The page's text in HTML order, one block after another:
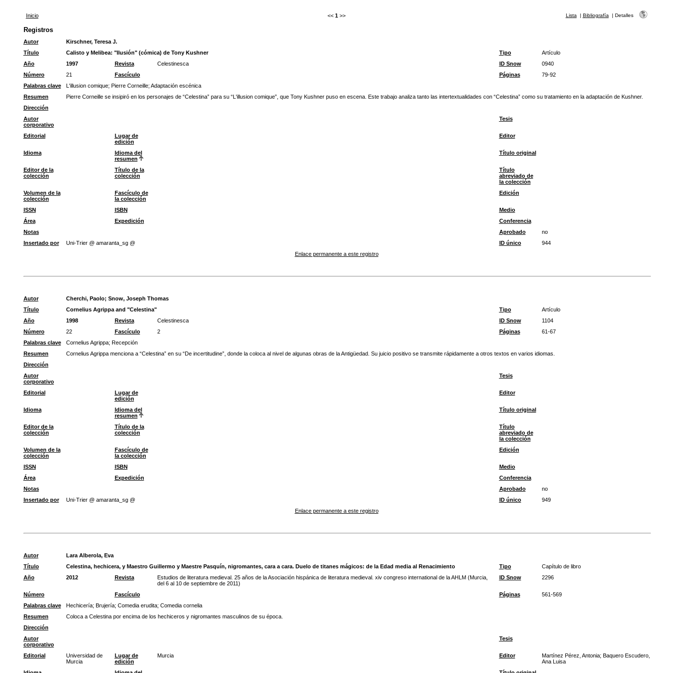
Inicio << 1 >> Lista | Bibliografía | Detalles
Registros
Autor
Kirschner, Teresa J.
Título
Calisto y Melibea: "Ilusión" (cómica) de Tony Kushner Tipo
Artículo
Año
1997 Revista Celestinesca ID Snow
0940
Número
21 Fascículo Páginas
79-92
Palabras clave
L'illusion comique; Pierre Corneille; Adaptación escénica
Resumen
Pierre Corneille se insipiró en los personajes de “Celestina” para su “L'illusion comique”, que Tony Kushner puso en escena. Este trabajo analiza tanto las intertextualidades con “Celestina” como su tratamiento en la adaptación de Kushner.
Dirección
Autor
corporativo
Tesis
Editorial
Lugar de
edición
Editor
Idioma
Idioma del
resumen
Título original
Editor de la
colección
Título de la
colección
Título
abreviado de
la colección
Volumen de la
colección
Fascículo de
la colección
Edición
ISSN ISBN
Medio
Área
Expedición
Conferencia
Notas
Aprobado
no
Insertado por
Uni-Trier @ amaranta_sg @ ID único
944
Enlace permanente a este registro
Autor Cherchi, Paolo; Snow, Joseph Thomas
Título
Cornelius Agrippa and "Celestina" Tipo
Artículo
Año
1998 Revista Celestinesca ID Snow
1104
Número
22 Fascículo 2 Páginas
61-67
Palabras clave
Cornelius Agrippa; Recepción
Resumen
Cornelius Agrippa menciona a “Celestina” en su “De incertitudine”, donde la coloca al nivel de algunas obras de la Antigüedad. Su juicio positivo se transmite rápidamente a otros textos en varios idiomas.
Dirección
Autor
corporativo
Tesis
Editorial
Lugar de
edición
Editor
Idioma
Idioma del
resumen
Título original
Editor de la
colección
Título de la
colección
Título
abreviado de
la colección
Volumen de la
colección
Fascículo de
la colección
Edición
ISSN ISBN
Medio
Área
Expedición
Conferencia
Notas
Aprobado
no
Insertado por
Uni-Trier @ amaranta_sg @ ID único
949
Enlace permanente a este registro
Autor
Lara Alberola, Eva
Título
Celestina, hechicera, y Maestro Guillermo y Maestre Pasquín, nigromantes, cara a cara. Duelo de titanes mágicos: de la Edad media al Renacimiento Tipo
Capítulo de libro
Año
2012 Revista
Estudios de literatura medieval. 25 años de la Asociación hispánica de literatura medieval. xiv congreso international de la AHLM (Murcia,
del 6 al 10 de septiembre de 2011)
ID Snow 2296
Número Fascículo Páginas
561-569
Palabras clave
Hechicería; Brujería; Comedia erudita; Comedia cornelia
Resumen
Coloca a Celestina por encima de los hechiceros y nigromantes masculinos de su época.
Dirección
Autor
corporativo
Tesis
Editorial
Universidad de
Murcia
Lugar de
edición
Murcia Editor
Martínez Pérez, Antonia; Baquero Escudero,
Ana Luisa